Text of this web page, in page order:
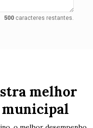
500caracteres restantes.
melhor
municipal